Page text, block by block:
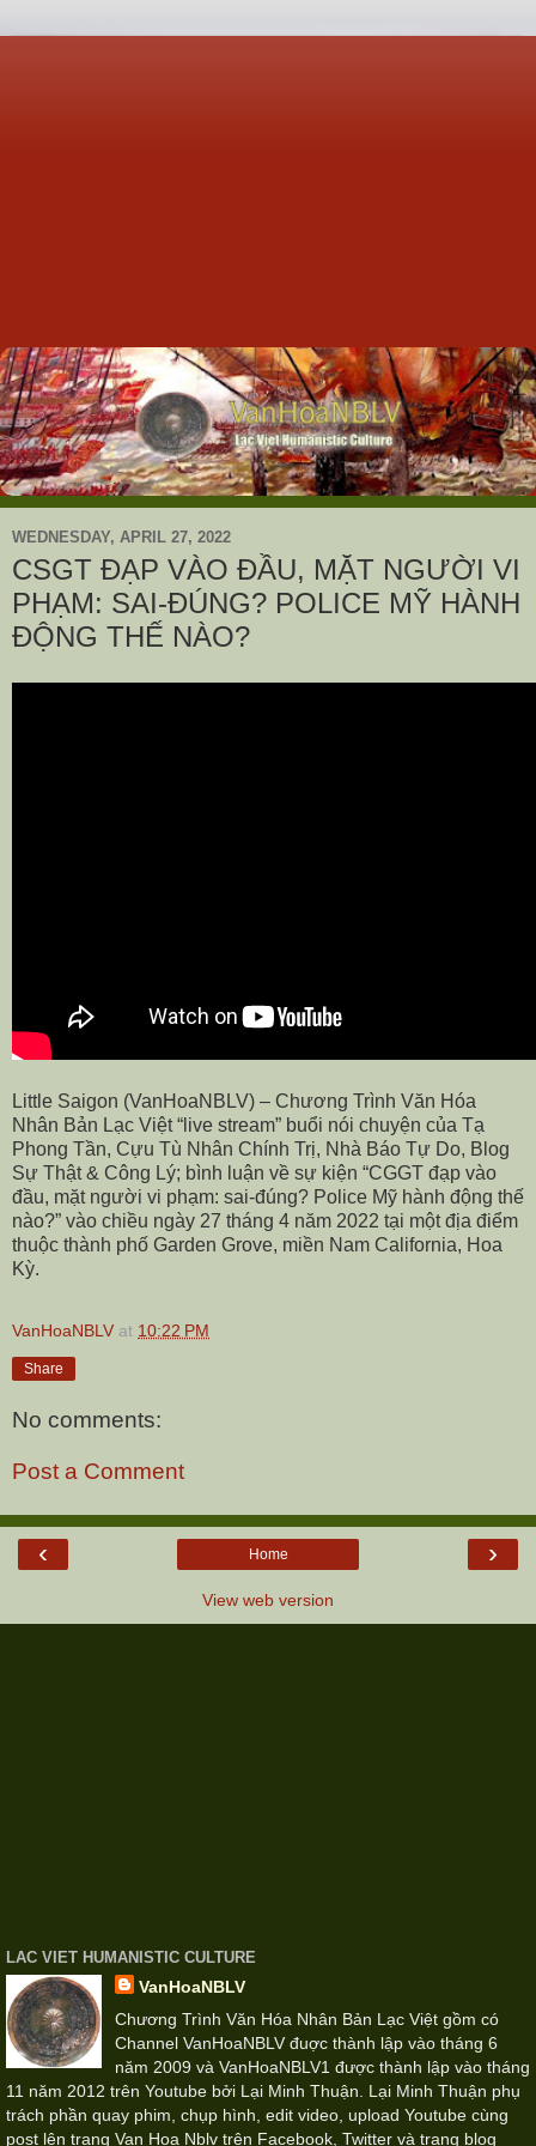
WEDNESDAY, APRIL 27, 2022
CSGT ĐẠP VÀO ĐẦU, MẶT NGƯỜI VI
PHẠM: SAI-ĐÚNG? POLICE MỸ HÀNH
ĐỘNG THẾ NÀO?
Little Saigon (VanHoaNBLV) – Chương Trình Văn Hóa
Nhân Bản Lạc Việt “live stream” buổi nói chuyện của Tạ
Phong Tần, Cựu Tù Nhân Chính Trị, Nhà Báo Tự Do, Blog
Sự Thật & Công Lý; bình luận về sự kiện “CGGT đạp vào
đầu, mặt người vi phạm: sai-đúng? Police Mỹ hành động thế
nào?” vào chiều ngày 27 tháng 4 năm 2022 tại một địa điểm
thuộc thành phố Garden Grove, miền Nam California, Hoa
Kỳ.
VanHoaNBLV at 10:22 PM
Share
No comments:
Post a Comment
‹ ›
Home
View web version
LAC VIET HUMANISTIC CULTURE
VanHoaNBLV
Chương Trình Văn Hóa Nhân Bản Lạc Việt gồm có
Channel VanHoaNBLV đuợc thành lập vào tháng 6
năm 2009 và VanHoaNBLV1 được thành lập vào tháng
11 năm 2012 trên Youtube bởi Lại Minh Thuận. Lại Minh Thuận phụ
trách phần quay phim, chụp hình, edit video, upload Youtube cùng
post lên trang Van Hoa Nblv trên Facebook, Twitter và trang blog